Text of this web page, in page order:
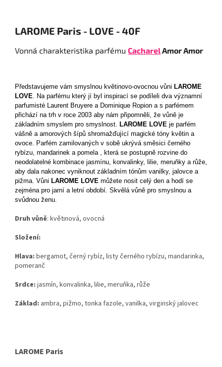
LAROME Paris - LOVE - 40F
Vonná charakteristika parfému CacharelAmor Amor
Představujeme vám smyslnou květinovo-ovocnou vůni LAROME
LOVE . Na parfému který jí byl inspirací se podíleli dva významní
parfumisté Laurent Bruyere a Dominique Ropion a s parfémem
přichází na trh v roce 2003 aby nám připomněli, že vůně je
základním smyslem pro smyslnost.
LAROME LOVE je parfém
vášně a amorových šípů shromažďující magické tóny květin a
ovoce. Parfém zamilovaných v sobě ukrývá směsici černého
rybízu, mandarinek a pomela , která se postupně rozvine do
neodolatelné kombinace jasmínu, konvalinky, lilie, meruňky a růže,
aby dala nakonec vyniknout základním tónům vanilky, jalovce a
pižma. Vůni LAROME LOVE můžete nosit celý den a hodí se
zejména pro jarní a letní období. Skvělá vůně pro smyslnou a
svůdnou ženu.
Druh vůně: květinová, ovocná
Složení:
Hlava: bergamot, černý rybíz, listy černého rybízu, mandarinka,
pomeranč
Srdce: jasmín, konvalinka, lilie, meruňka, růže
Základ: ambra, pižmo, tonka fazole, vanilka, virginský jalovec
LAROME Paris